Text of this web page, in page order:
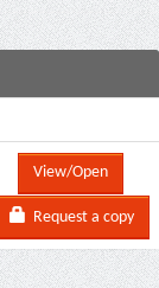
View/Open
Request a copy